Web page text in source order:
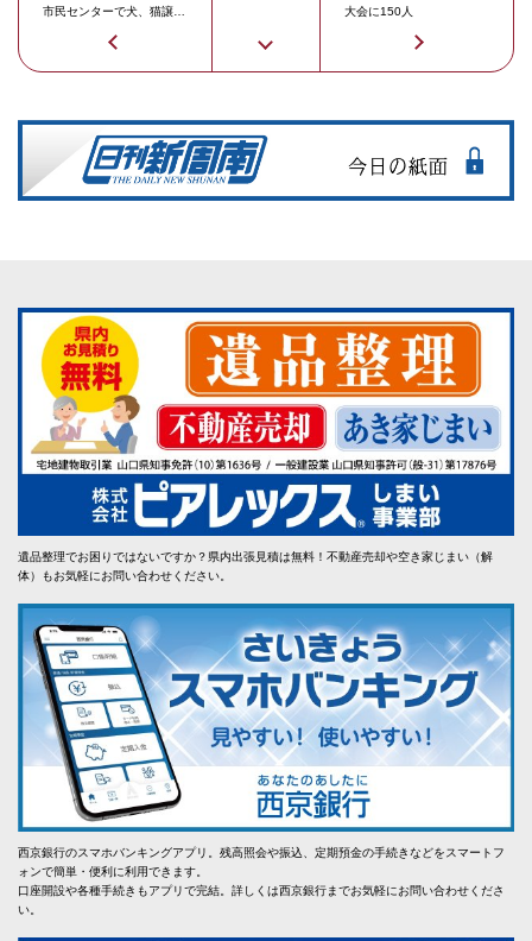
市民センターで犬、猫譲渡
大会に150人
遺品整理でお困りではないですか？県内出張見積は無料！不動産売却や空き家じまい（解
体）もお気軽にお問い合わせください。
西京銀行のスマホバンキングアプリ。残高照会や振込、定期預金の手続きなどをスマートフ
ォンで簡単・便利に利用できます。
口座開設や各種手続きもアプリで完結。詳しくは西京銀行までお気軽にお問い合わせくださ
い。